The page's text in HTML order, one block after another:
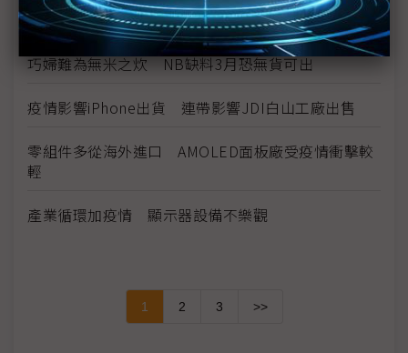
宸鴻3月復工率8成 奈米銀手機有望下半年量產
巧婦難為無米之炊 NB缺料3月恐無貨可出
疫情影響iPhone出貨 連帶影響JDI白山工廠出售
零組件多從海外進口 AMOLED面板廠受疫情衝擊較
輕
產業循環加疫情 顯示器設備不樂觀
1 2 3 >>